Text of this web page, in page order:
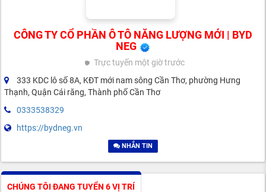
CÔNG TY CỔ PHẦN Ô TÔ NĂNG LƯỢNG MỚI | BYD
NEG
Trực tuyến một giờ trước
333 KDC lô số 8A, KĐT mới nam sông Cần Thơ, phường Hưng
Thạnh, Quận Cái răng, Thành phố Cần Thơ
0333538329
https://bydneg.vn
NHẮN TIN
CHÚNG TÔI ĐANG TUYỂN 6 VỊ TRÍ